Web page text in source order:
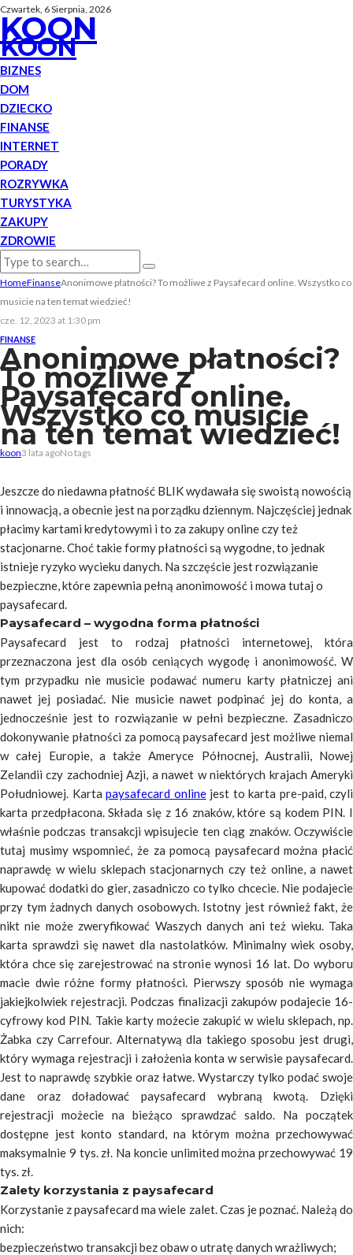
Czwartek, 6 Sierpnia, 2026
KOON
KOON
BIZNES
DOM
DZIECKO
FINANSE
INTERNET
PORADY
ROZRYWKA
TURYSTYKA
ZAKUPY
ZDROWIE
HomeFinanseAnonimowe płatności? To możliwe z Paysafecard online. Wszystko co
musicie na ten temat wiedzieć!
cze. 12, 2023 at 1:30 pm
FINANSE
Anonimowe płatności?
To możliwe z
Paysafecard online.
Wszystko co musicie
na ten temat wiedzieć!
koon3 lata agoNo tags
Jeszcze do niedawna płatność BLIK wydawała się swoistą nowością
i innowacją, a obecnie jest na porządku dziennym. Najczęściej jednak
płacimy kartami kredytowymi i to za zakupy online czy też
stacjonarne. Choć takie formy płatności są wygodne, to jednak
istnieje ryzyko wycieku danych. Na szczęście jest rozwiązanie
bezpieczne, które zapewnia pełną anonimowość i mowa tutaj o
paysafecard.
Paysafecard – wygodna forma płatności
Paysafecard jest to rodzaj płatności internetowej, która
przeznaczona jest dla osób ceniących wygodę i anonimowość. W
tym przypadku nie musicie podawać numeru karty płatniczej ani
nawet jej posiadać. Nie musicie nawet podpinać jej do konta, a
jednocześnie jest to rozwiązanie w pełni bezpieczne. Zasadniczo
dokonywanie płatności za pomocą paysafecard jest możliwe niemal
w całej Europie, a także Ameryce Północnej, Australii, Nowej
Zelandii czy zachodniej Azji, a nawet w niektórych krajach Ameryki
Południowej. Karta paysafecard onlinejest to karta pre-paid, czyli
karta przedpłacona. Składa się z 16 znaków, które są kodem PIN. I
właśnie podczas transakcji wpisujecie ten ciąg znaków. Oczywiście
tutaj musimy wspomnieć, że za pomocą paysafecard można płacić
naprawdę w wielu sklepach stacjonarnych czy też online, a nawet
kupować dodatki do gier, zasadniczo co tylko chcecie. Nie podajecie
przy tym żadnych danych osobowych. Istotny jest również fakt, że
nikt nie może zweryfikować Waszych danych ani też wieku. Taka
karta sprawdzi się nawet dla nastolatków. Minimalny wiek osoby,
która chce się zarejestrować na stronie wynosi 16 lat. Do wyboru
macie dwie różne formy płatności. Pierwszy sposób nie wymaga
jakiejkolwiek rejestracji. Podczas finalizacji zakupów podajecie 16-
cyfrowy kod PIN. Takie karty możecie zakupić w wielu sklepach, np.
Żabka czy Carrefour. Alternatywą dla takiego sposobu jest drugi,
który wymaga rejestracji i założenia konta w serwisie paysafecard.
Jest to naprawdę szybkie oraz łatwe. Wystarczy tylko podać swoje
dane oraz doładować paysafecard wybraną kwotą. Dzięki
rejestracji możecie na bieżąco sprawdzać saldo. Na początek
dostępne jest konto standard, na którym można przechowywać
maksymalnie 9 tys. zł. Na koncie unlimited można przechowywać 19
tys. zł.
Zalety korzystania z paysafecard
Korzystanie z paysafecard ma wiele zalet. Czas je poznać. Należą do
nich:
bezpieczeństwo transakcji bez obaw o utratę danych wrażliwych;